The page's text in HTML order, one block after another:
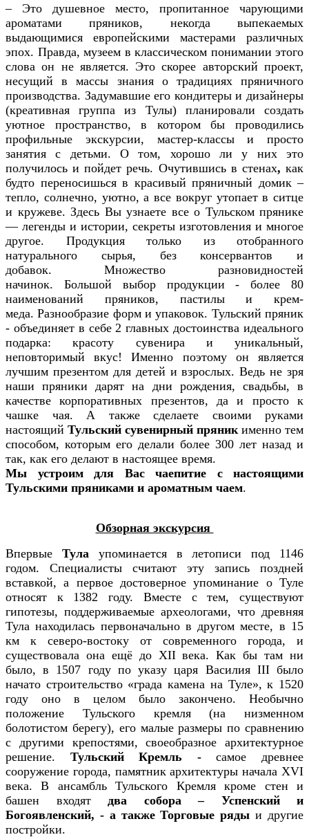
– Это душевное место, пропитанное чарующими
ароматами пряников, некогда выпекаемых
выдающимися европейскими мастерами различных
эпох. Правда, музеем в классическом понимании этого
слова он не является. Это скорее авторский проект,
несущий в массы знания о традициях пряничного
производства. Задумавшие его кондитеры и дизайнеры
(креативная группа из Тулы) планировали создать
уютное пространство, в котором бы проводились
профильные экскурсии, мастер-классы и просто
занятия с детьми. О том, хорошо ли у них это
получилось и пойдет речь. Очутившись в стенах, как
будто переносишься в красивый пряничный домик –
тепло, солнечно, уютно, а все вокруг утопает в ситце
и кружеве. Здесь Вы узнаете все о Тульском прянике
— легенды и истории, секреты изготовления и многое
другое. Продукция только из отобранного
натурального сырья, без консервантов и
добавок. Множество разновидностей
начинок. Большой выбор продукции - более 80
наименований пряников, пастилы и крем-
меда. Разнообразие форм и упаковок. Тульский пряник
- объединяет в себе 2 главных достоинства идеального
подарка: красоту сувенира и уникальный,
неповторимый вкус! Именно поэтому он является
лучшим презентом для детей и взрослых. Ведь не зря
наши пряники дарят на дни рождения, свадьбы, в
качестве корпоративных презентов, да и просто к
чашке чая. А также сделаете своими руками
настоящий Тульский сувенирный пряник именно тем
способом, которым его делали более 300 лет назад и
так, как его делают в настоящее время.
Мы устроим для Вас чаепитие с настоящими
Тульскими пряниками и ароматным чаем.
Обзорная экскурсия
Впервые Тула упоминается в летописи под 1146
годом. Специалисты считают эту запись поздней
вставкой, а первое достоверное упоминание о Туле
относят к 1382 году. Вместе с тем, существуют
гипотезы, поддерживаемые археологами, что древняя
Тула находилась первоначально в другом месте, в 15
км к северо-востоку от современного города, и
существовала она ещё до XII века. Как бы там ни
было, в 1507 году по указу царя Василия III было
начато строительство «града камена на Туле», к 1520
году оно в целом было закончено. Необычно
положение Тульского кремля (на низменном
болотистом берегу), его малые размеры по сравнению
с другими крепостями, своеобразное архитектурное
решение. Тульский Кремль -самое древнее
сооружение города, памятник архитектуры начала XVI
века. В ансамбль Тульского Кремля кроме стен и
башен входятдва собора – Успенский и
Богоявленский, - а также Торговые ряды и другие
постройки.